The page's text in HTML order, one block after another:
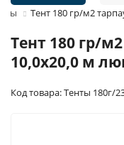
Тент 180 гр/м2
Тент 180 гр/
10,0х20,0 м
Код товара: Тенты 180г/